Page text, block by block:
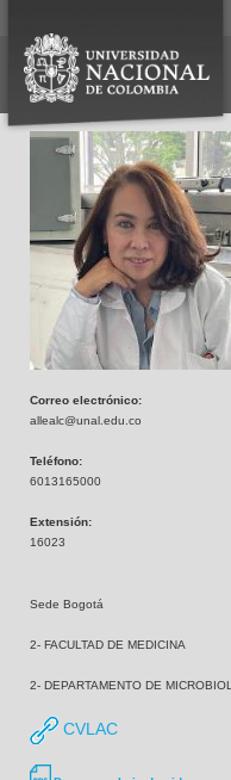
Correo electrónico:
allealc@unal.edu.co
Teléfono:
6013165000
Extensión:
16023
Sede Bogotá
2- FACULTAD DE MEDICINA
2- DEPARTAMENTO DE
CVLAC